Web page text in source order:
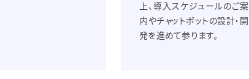
上、導入スケジュールのご案
内やチャットボットの設計・開
発を進めて参ります。
公式Facebook